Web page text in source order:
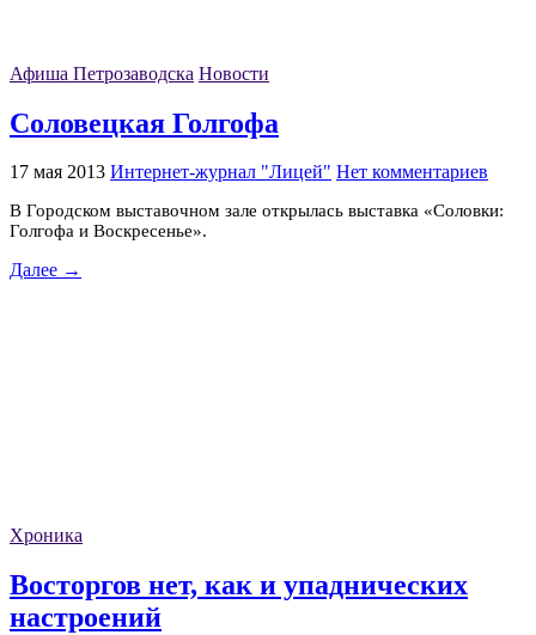
Афиша Петрозаводска Новости
Соловецкая Голгофа
17 мая 2013 Интернет-журнал "Лицей" Нет комментариев
В Городском выставочном зале открылась выставка «Соловки:
Голгофа и Воскресенье».
Далее →
Хроника
Восторгов нет, как и упаднических
настроений